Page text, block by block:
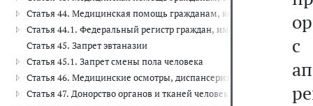
Статья 44. Медицинская помощь гражданам, которым
Статья 44.1. Федеральный регистр граждан, имеющих право на
Статья 45. Запрет эвтаназии
Статья 45.1. Запрет смены пола человека
Статья 46. Медицинские осмотры, диспансеризация
Статья 47. Донорство органов и тканей человека и их
с